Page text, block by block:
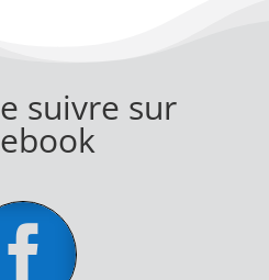
suivre sur